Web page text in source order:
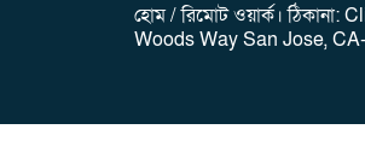
হোম / রিমোট ওয়ার্ক।
Woods Way San Jose,